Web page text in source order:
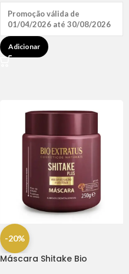
Promoção válida de
01/04/2026 até 30/08/2026
Adicionar
-20%
Máscara Shitake Bio